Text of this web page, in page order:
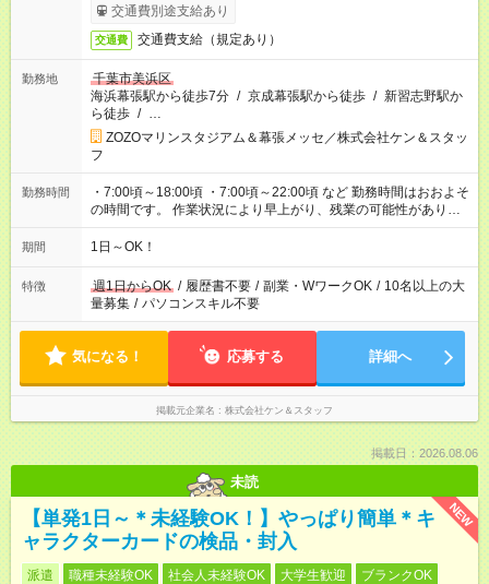
交通費別途支給あり
交通費 交通費支給（規定あり）
勤務地
千葉市美浜区
海浜幕張駅から徒歩7分 / 京成幕張駅から徒歩 / 新習志野駅か
ら徒歩 / …
ZOZOマリンスタジアム＆幕張メッセ／株式会社ケン＆スタッ
フ
勤務時間
・7:00頃～18:00頃 ・7:00頃～22:00頃 など 勤務時間はおおよそ
の時間です。 作業状況により早上がり、残業の可能性がありま
す。
期間 1日～OK！
特徴 週1日からOK / 履歴書不要 / 副業・WワークOK / 10名以上の大
量募集 / パソコンスキル不要
気になる！ 応募する 詳細へ
掲載元企業名 株式会社ケン＆スタッフ
掲載日：2026.08.06
未読
NEW
【単発1日～＊未経験OK！】やっぱり簡単＊キ
ャラクターカードの検品・封入
派遣 職種未経験OK 社会人未経験OK 大学生歓迎
ブランクOK